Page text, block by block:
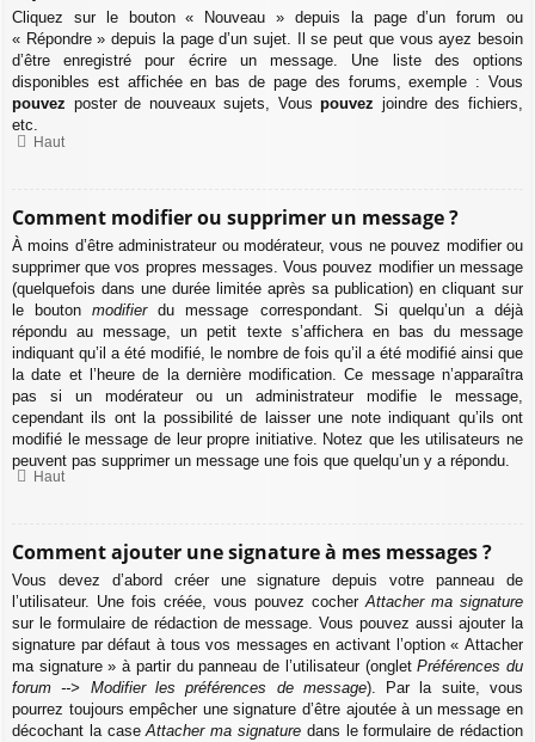
Cliquez sur le bouton « Nouveau » depuis la page d’un forum ou
« Répondre » depuis la page d’un sujet. Il se peut que vous ayez besoin
d’être enregistré pour écrire un message. Une liste des options
disponibles est affichée en bas de page des forums, exemple : Vous
pouvez poster de nouveaux sujets, Vouspouvez joindre des fichiers,
etc.
Haut
Comment modifier ou supprimer un message ?
À moins d’être administrateur ou modérateur, vous ne pouvez modifier ou
supprimer que vos propres messages. Vous pouvez modifier un message
(quelquefois dans une durée limitée après sa publication) en cliquant sur
le boutonmodifierdu message correspondant. Si quelqu’un a déjà
répondu au message, un petit texte s’affichera en bas du message
indiquant qu’il a été modifié, le nombre de fois qu’il a été modifié ainsi que
la date et l’heure de la dernière modification. Ce message n’apparaîtra
pas si un modérateur ou un administrateur modifie le message,
cependant ils ont la possibilité de laisser une note indiquant qu’ils ont
modifié le message de leur propre initiative. Notez que les utilisateurs ne
peuvent pas supprimer un message une fois que quelqu’un y a répondu.
Haut
Comment ajouter une signature à mes messages ?
Vous devez d’abord créer une signature depuis votre panneau de
l’utilisateur. Une fois créée, vous pouvez cocherAttacher ma signature
sur le formulaire de rédaction de message. Vous pouvez aussi ajouter la
signature par défaut à tous vos messages en activant l’option « Attacher
ma signature » à partir du panneau de l’utilisateur (ongletPréférences du
forum --> Modifier les préférences de message). Par la suite, vous
pourrez toujours empêcher une signature d’être ajoutée à un message en
décochant la caseAttacher ma signature dans le formulaire de rédaction